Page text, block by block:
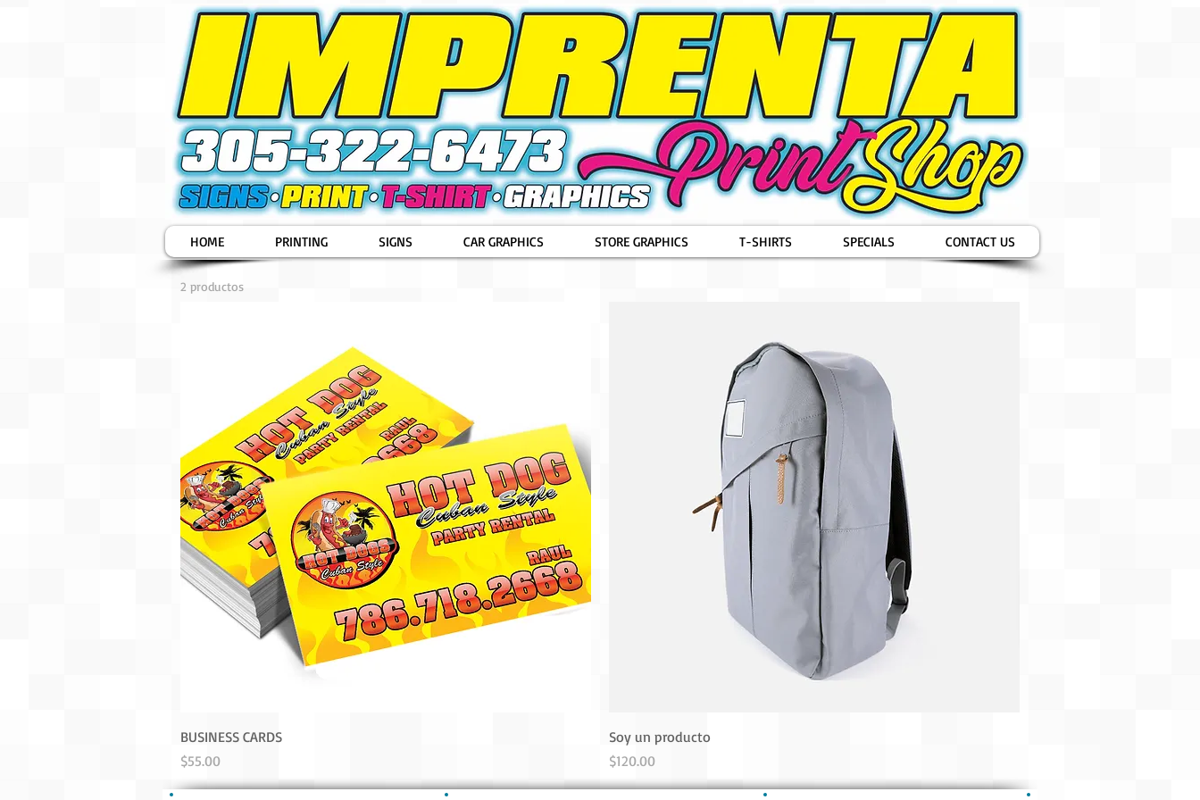
HOME PRINTING SIGNS CAR GRAPHICS STORE GRAPHICS T-SHIRTS SPECIALS CONTACT US
2 productos
BUSINESS CARDS
Precio
$55.00
Soy un producto
Precio
$120.00